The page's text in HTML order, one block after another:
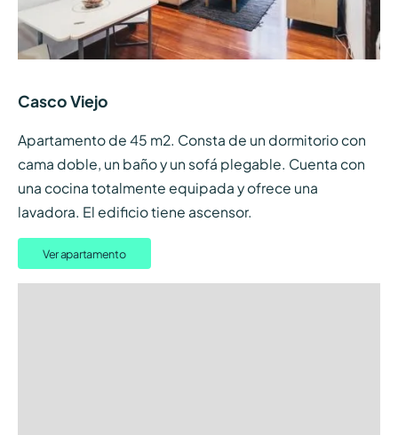
Casco Viejo
Apartamento de 45 m2. Consta de un dormitorio con
cama doble, un baño y un sofá plegable. Cuenta con
una cocina totalmente equipada y ofrece una
lavadora. El edificio tiene ascensor.
Ver apartamento